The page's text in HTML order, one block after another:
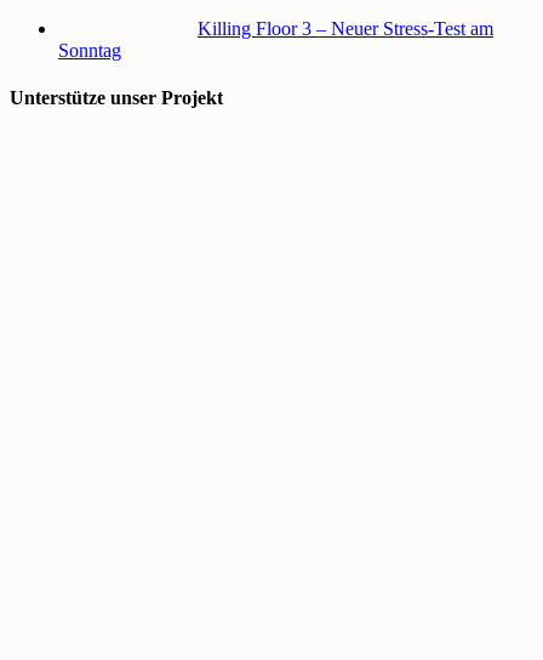
Killing Floor 3 – Neuer Stress-Test am
Sonntag
Unterstütze unser Projekt